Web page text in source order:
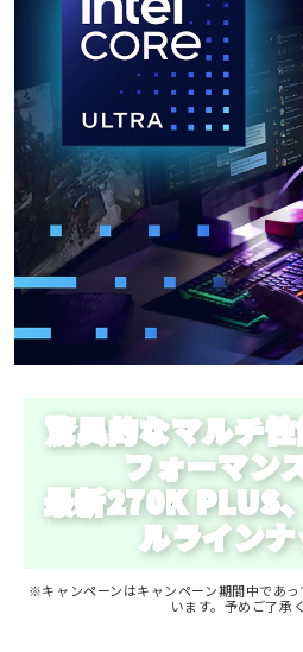
驚異的なマルチ
フォーマン
最新270K PLUS
ルラインナ
※キャンペーンはキャンペーン期間中であ
います。予めご了承